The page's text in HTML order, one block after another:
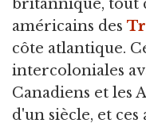
britannique, tout
américains des
côte atlantique.
intercoloniales
Canadiens et les
d'un siècle, et